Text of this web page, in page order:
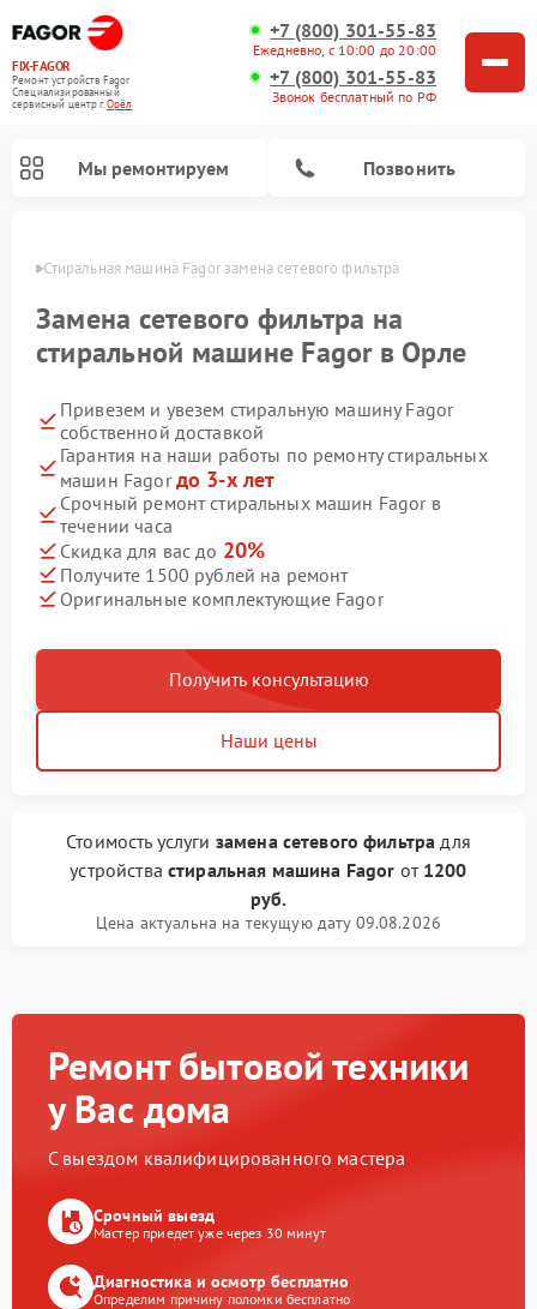
FIX-FAGOR
Ремонт устройств Fagor
Специализированный
cервисный центр г.Орёл
+7 (800) 301-55-83
Ежедневно, с 10:00 до 20:00
+7 (800) 301-55-83
Звонок бесплатный по РФ
Мы ремонтируем Позвонить
Стиральная машина Fagor замена сетевого фильтра
Замена сетевого фильтра на
стиральной машине Fagor в Орле
Привезем и увезем стиральную машину Fagor
собственной доставкой
Гарантия на наши работы по ремонту стиральных
машин Fagorдо 3-х лет
Срочный ремонт стиральных машин Fagor в
течении часа
Скидка для вас до 20%
Получите 1500 рублей на ремонт
Оригинальные комплектующие Fagor
Получить консультацию
Наши цены
Стоимость услуги замена сетевого фильтра для
устройства стиральная машина Fagor от 1200
руб.
Цена актуальна на текущую дату 09.08.2026
Ремонт бытовой техники
у Вас дома
С выездом квалифицированного мастера
Срочный выезд
Мастер приедет уже через 30 минут
Диагностика и осмотр бесплатно
Определим причину поломки бесплатно